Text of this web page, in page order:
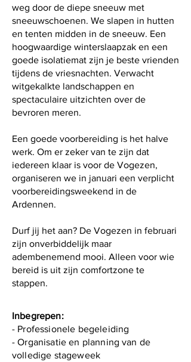
weg door de diepe sneeuw met
sneeuwschoenen. We slapen in hutten
en tenten midden in de sneeuw. Een
hoogwaardige winterslaapzak en een
goede isolatiemat zijn je beste vrienden
tijdens de vriesnachten. Verwacht
witgekalkte landschappen en
spectaculaire uitzichten over de
bevroren meren.
Een goede voorbereiding is het halve
werk. Om er zeker van te zijn dat
iedereen klaar is voor de Vogezen,
organiseren we in januari een verplicht
voorbereidingsweekend in de
Ardennen.
Durf jij het aan? De Vogezen in februari
zijn onverbiddelijk maar
adembenemend mooi. Alleen voor wie
bereid is uit zijn comfortzone te
stappen.
Inbegrepen:
- Professionele begeleiding
- Organisatie en planning van de
volledige stageweek